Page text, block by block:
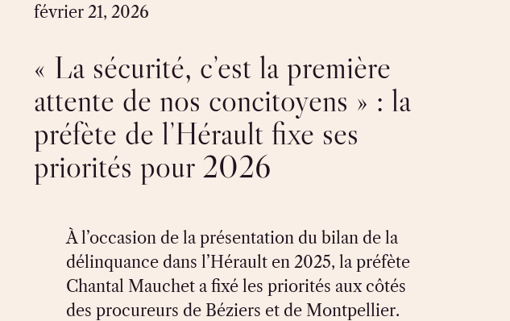
février 21, 2026
« La sécurité, c’est la première
attente de nos concitoyens » : la
préfète de l’Hérault fixe ses
priorités pour 2026
À l’occasion de la présentation du bilan de la
délinquance dans l’Hérault en 2025, la préfète
Chantal Mauchet a fixé les priorités aux côtés
des procureurs de Béziers et de Montpellier.